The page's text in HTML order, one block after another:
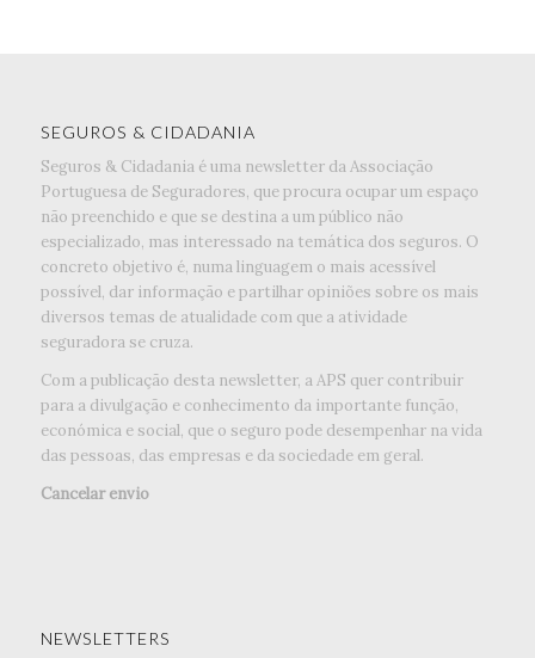
SEGUROS & CIDADANIA
Seguros & Cidadania é uma newsletter da Associação
Portuguesa de Seguradores, que procura ocupar um espaço
não preenchido e que se destina a um público não
especializado, mas interessado na temática dos seguros. O
concreto objetivo é, numa linguagem o mais acessível
possível, dar informação e partilhar opiniões sobre os mais
diversos temas de atualidade com que a atividade
seguradora se cruza.
Com a publicação desta newsletter, a APS quer contribuir
para a divulgação e conhecimento da importante função,
económica e social, que o seguro pode desempenhar na vida
das pessoas, das empresas e da sociedade em geral.
Cancelar envio
NEWSLETTERS